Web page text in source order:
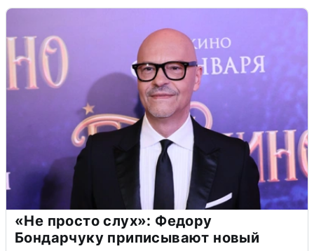
«Не просто слух»: Федору
Бондарчуку приписывают новый